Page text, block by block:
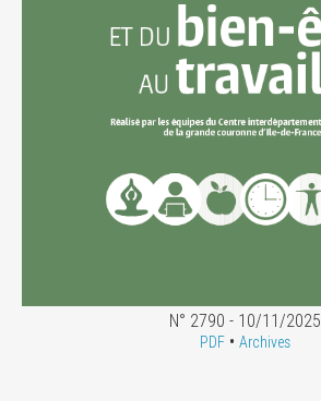
N° 2790 - 10/11/2025
PDF• Archives